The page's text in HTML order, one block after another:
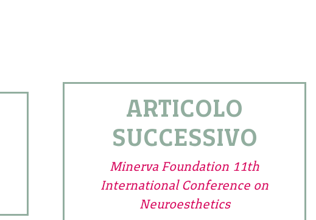
ARTICOLO
SUCCESSIVO
Minerva Foundation 11th
International Conference on
Neuroesthetics